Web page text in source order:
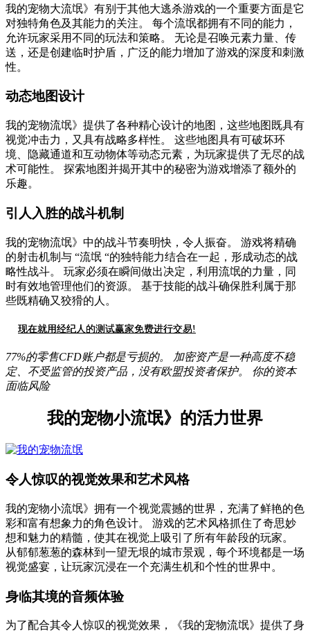
我的宠物大流氓》有别于其他大逃杀游戏的一个重要方面是它
对独特角色及其能力的关注。 每个流氓都拥有不同的能力，
允许玩家采用不同的玩法和策略。 无论是召唤元素力量、传
送，还是创建临时护盾，广泛的能力增加了游戏的深度和刺激
性。
动态地图设计
我的宠物流氓》提供了各种精心设计的地图，这些地图既具有
视觉冲击力，又具有战略多样性。 这些地图具有可破坏环
境、隐藏通道和互动物体等动态元素，为玩家提供了无尽的战
术可能性。 探索地图并揭开其中的秘密为游戏增添了额外的
乐趣。
引人入胜的战斗机制
我的宠物流氓》中的战斗节奏明快，令人振奋。 游戏将精确
的射击机制与 “流氓 “的独特能力结合在一起，形成动态的战
略性战斗。 玩家必须在瞬间做出决定，利用流氓的力量，同
时有效地管理他们的资源。 基于技能的战斗确保胜利属于那
些既精确又狡猾的人。
现在就用经纪人的测试赢家免费进行交易!
77%的零售CFD账户都是亏损的。 加密资产是一种高度不稳
定、不受监管的投资产品，没有欧盟投资者保护。 你的资本
面临风险
我的宠物小流氓》的活力世界
令人惊叹的视觉效果和艺术风格
我的宠物小流氓》拥有一个视觉震撼的世界，充满了鲜艳的色
彩和富有想象力的角色设计。 游戏的艺术风格抓住了奇思妙
想和魅力的精髓，使其在视觉上吸引了所有年龄段的玩家。
从郁郁葱葱的森林到一望无垠的城市景观，每个环境都是一场
视觉盛宴，让玩家沉浸在一个充满生机和个性的世界中。
身临其境的音频体验
为了配合其令人惊叹的视觉效果，《我的宠物流氓》提供了身